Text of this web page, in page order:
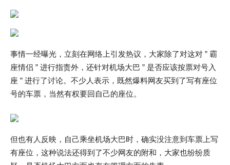
事情一经曝光，立刻在网络上引发热议，大家除了对这对 ” 霸
座情侣 ” 进行指责外，还针对机场大巴 ” 是否应该按票对号入
座 ” 进行了讨论。不少人表示，既然爆料网友买到了写有座位
号的车票，当然有权要回自己的座位。
但也有人反映，自己乘坐机场大巴时，确实没注意到车票上写
有座位，这种说法还得到了不少网友的附和，大家也纷纷质